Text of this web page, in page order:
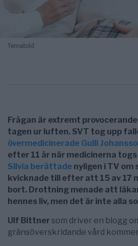
Temabild
Frågan är extremt
tagen ur luften. SVT tog upp
övermedicinerade Gulli
efter 11 år när medicinerna
Silvia berättade nyligen i TV om
kvicknade till efter att 15 av 17
bort. Drottning menade att
hennes liv, men det är inte alla
Ulf Bittnersom driver en blogg
gränsöverskridande vård